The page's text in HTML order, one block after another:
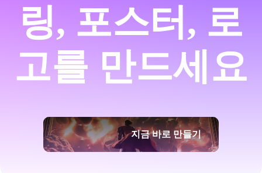
링, 포스터, 로
고를 만드세요
지금 바로 만들기